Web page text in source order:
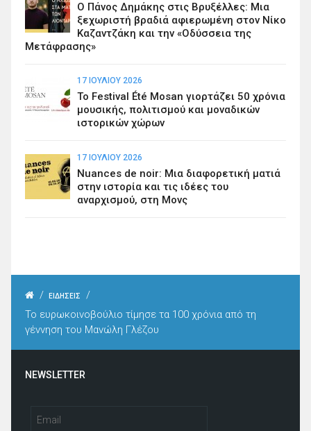
Ο Πάνος Δημάκης στις Βρυξέλλες: Μια
ξεχωριστή βραδιά αφιερωμένη στον Νίκο
Καζαντζάκη και την «Οδύσσεια της
Μετάφρασης»
17 ΙΟΥΛΊΟΥ 2026
Το Festival Été Mosan γιορτάζει 50 χρόνια
μουσικής, πολιτισμού και μοναδικών
ιστορικών χώρων
17 ΙΟΥΛΊΟΥ 2026
Nuances de noir: Μια διαφορετική ματιά
στην ιστορία και τις ιδέες του
αναρχισμού, στη Μονς
/ ΕΙΔΗΣΕΙΣ
/
Το ευρωκοινοβούλιο τίμησε τα 100 χρόνια από τη
γέννηση του Μανώλη Γλέζου
NEWSLETTER